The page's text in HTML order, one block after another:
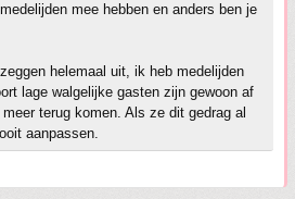
mee hebben en anders ben je
helemaal uit, ik heb medelijden
lage walgelijke gasten zijn gewoon af
terug komen. Als ze dit gedrag al
aanpassen.